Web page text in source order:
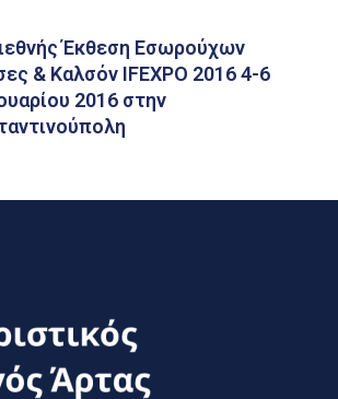
Έκθεση Εσωρούχων
& Καλσόν IFEXPO 2016 4-6
2016 στην